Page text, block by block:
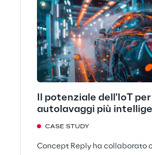
Il potenziale dell'IoT per
autolavaggi più
CASE STUDY
Concept Reply ha collaborato